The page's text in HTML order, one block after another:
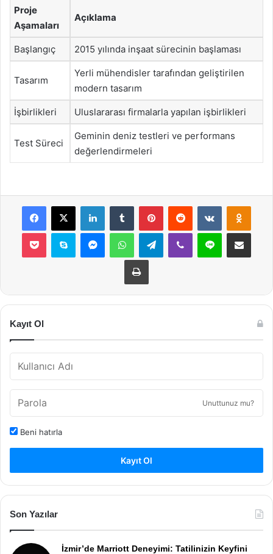
Proje
Aşamaları
Açıklama
Başlangıç 2015 yılında inşaat sürecinin başlaması
Tasarım
Yerli mühendisler tarafından geliştirilen
modern tasarım
İşbirlikleri Uluslararası firmalarla yapılan işbirlikleri
Test Süreci
Geminin deniz testleri ve performans
değerlendirmeleri
Facebook
X LinkedInTumblr PinterestReddit VKontakte
Pocket Skype MessengerWhatsAppTelegramViber Line E-Posta ile
Yazdır
Kayıt Ol
Unuttunuz mu?
Beni hatırla
Kayıt Ol
Son Yazılar
İzmir’de Marriott Deneyimi: Tatilinizin Keyfini